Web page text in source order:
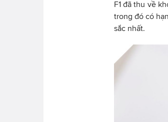
F1 đã thu về
trong đó có
sắc nhất.